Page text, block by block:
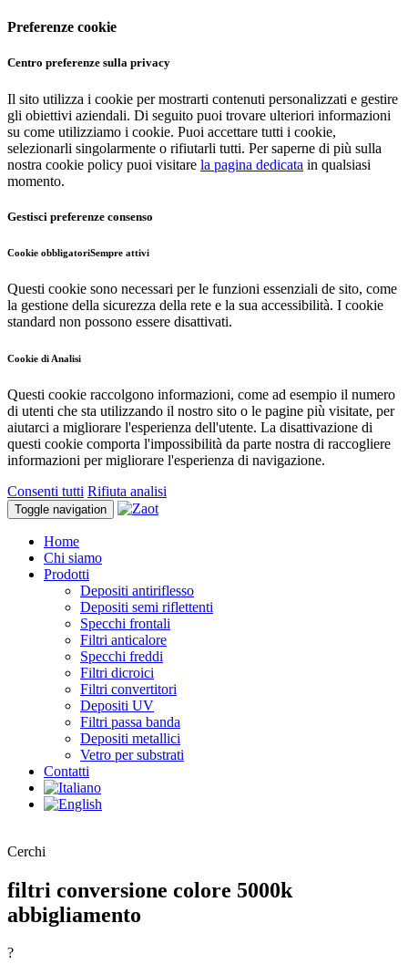
Preferenze cookie
Centro preferenze sulla privacy
Il sito utilizza i cookie per mostrarti contenuti personalizzati e gestire
gli obiettivi aziendali. Di seguito puoi trovare ulteriori informazioni
su come utilizziamo i cookie. Puoi accettare tutti i cookie,
selezionarli singolarmente o rifiutarli tutti. Per saperne di più sulla
nostra cookie policy puoi visitare la pagina dedicata in qualsiasi
momento.
Gestisci preferenze consenso
Cookie obbligatoriSempre attivi
Questi cookie sono necessari per le funzioni essenziali de sito, come
la gestione della sicurezza della rete e la sua accessibilità. I cookie
standard non possono essere disattivati.
Cookie di Analisi
Questi cookie raccolgono informazioni, come ad esempio il numero
di utenti che sta utilizzando il nostro sito o le pagine più visitate, per
aiutarci a migliorare l'esperienza dell'utente. La disattivazione di
questi cookie comporta l'impossibilità da parte nostra di raccogliere
informazioni per migliorare l'esperienza di navigazione.
Consenti tutti Rifiuta analisi
Toggle navigation
Home
Chi siamo
Prodotti
Depositi antiriflesso
Depositi semi riflettenti
Specchi frontali
Filtri anticalore
Specchi freddi
Filtri dicroici
Filtri convertitori
Depositi UV
Filtri passa banda
Depositi metallici
Vetro per substrati
Contatti
Cerchi
filtri conversione colore 5000k
abbigliamento
?